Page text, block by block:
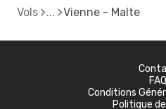
Vols Vienne - Malte
FAQ
Conditions
Politique